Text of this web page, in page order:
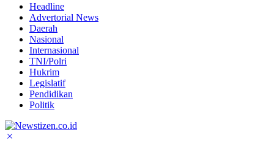
Headline
Advertorial News
Daerah
Nasional
Internasional
TNI/Polri
Hukrim
Legislatif
Pendidikan
Politik